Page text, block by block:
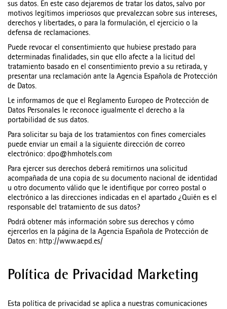
sus datos. En este caso dejaremos de tratar los datos, salvo por
motivos legítimos imperiosos que prevalezcan sobre sus intereses,
derechos y libertades, o para la formulación, el ejercicio o la
defensa de reclamaciones.
Puede revocar el consentimiento que hubiese prestado para
determinadas finalidades, sin que ello afecte a la licitud del
tratamiento basado en el consentimiento previo a su retirada, y
presentar una reclamación ante la Agencia Española de Protección
de Datos.
Le informamos de que el Reglamento Europeo de Protección de
Datos Personales le reconoce igualmente el derecho a la
portabilidad de sus datos.
Para solicitar su baja de los tratamientos con fines comerciales
puede enviar un email a la siguiente dirección de correo
electrónico: dpo@hmhotels.com
Para ejercer sus derechos deberá remitirnos una solicitud
acompañada de una copia de su documento nacional de identidad
u otro documento válido que le identifique por correo postal o
electrónico a las direcciones indicadas en el apartado ¿Quién es el
responsable del tratamiento de sus datos?
Podrá obtener más información sobre sus derechos y cómo
ejercerlos en la página de la Agencia Española de Protección de
Datos en: http://www.aepd.es/
Política de Privacidad Marketing
Esta política de privacidad se aplica a nuestras comunicaciones